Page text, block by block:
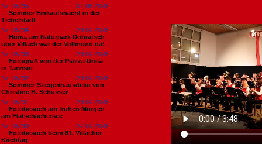
Nr. 18795
01.08.2026
Sommer Einkaufsnacht in der
Tiebelstadt
Nr. 18794
29.07.2026
Hurra, am Naturpark Dobratsch
über Villach war der Vollmond da!
Nr. 18793
29.07.2026
Fotogruß von der Piazza Unita
in Tarvisio
Nr. 18792
29.07.2026
Sommer-Stiegenhausdeko von
Christine B. Schusser
Nr. 18791
29.07.2026
Fotobesuch am frühen Morgen
am Flatschachersee
Nr. 18790
27.07.2026
Fotobesuch beim 81. Villacher
Kirchtag